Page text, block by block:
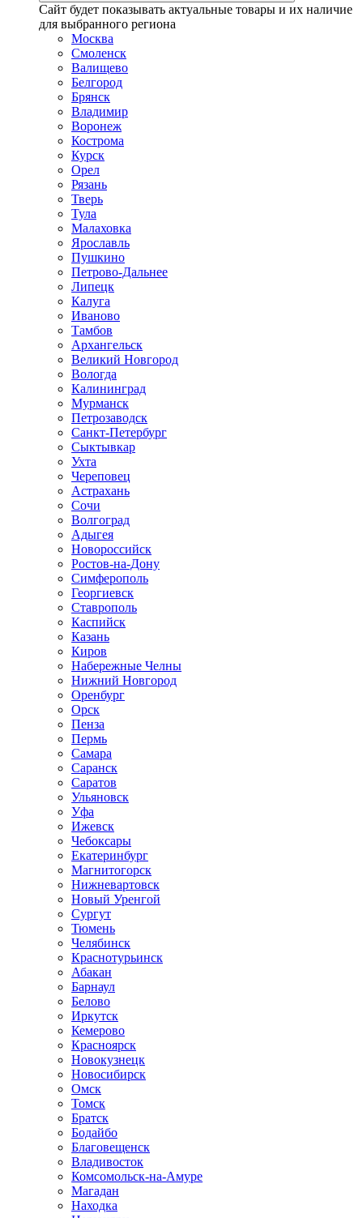
Сайт будет показывать актуальные товары и их наличие
для выбранного региона
Москва
Смоленск
Валищево
Белгород
Брянск
Владимир
Воронеж
Кострома
Курск
Орел
Рязань
Тверь
Тула
Малаховка
Ярославль
Пушкино
Петрово-Дальнее
Липецк
Калуга
Иваново
Тамбов
Архангельск
Великий Новгород
Вологда
Калининград
Мурманск
Петрозаводск
Санкт-Петербург
Сыктывкар
Ухта
Череповец
Астрахань
Сочи
Волгоград
Адыгея
Новороссийск
Ростов-на-Дону
Симферополь
Георгиевск
Ставрополь
Каспийск
Казань
Киров
Набережные Челны
Нижний Новгород
Оренбург
Орск
Пенза
Пермь
Самара
Саранск
Саратов
Ульяновск
Уфа
Ижевск
Чебоксары
Екатеринбург
Магнитогорск
Нижневартовск
Новый Уренгой
Сургут
Тюмень
Челябинск
Краснотурьинск
Абакан
Барнаул
Белово
Иркутск
Кемерово
Красноярск
Новокузнецк
Новосибирск
Омск
Томск
Братск
Бодайбо
Благовещенск
Владивосток
Комсомольск-на-Амуре
Магадан
Находка